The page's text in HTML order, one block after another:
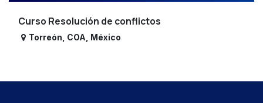
Curso Resolución de conflictos
Torreón COA México